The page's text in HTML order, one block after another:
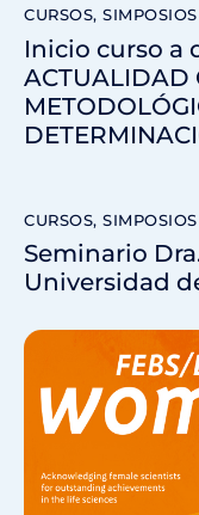
CURSOS,
Inicio curso a
ACTUALIDAD
CURSOS,
Seminario
Universidad